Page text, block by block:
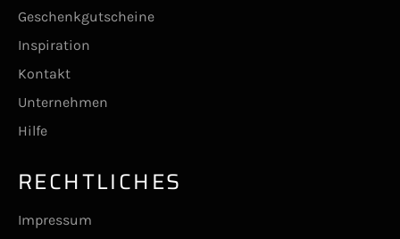
Geschenkgutscheine
Inspiration
Kontakt
Unternehmen
Hilfe
RECHTLICHES
Impressum